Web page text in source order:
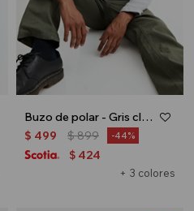
Buzo de polar - Gris claro
+ 3 colores
$ 499 $899 44
$ 424